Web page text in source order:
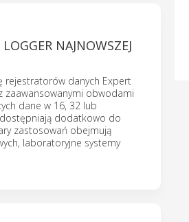
NAJNOWSZEJ
rejestratorów danych Expert
zaawansowanymi obwodami
dane w 16, 32 lub
dodatkowo do
zastosowań obejmują
laboratoryjne systemy